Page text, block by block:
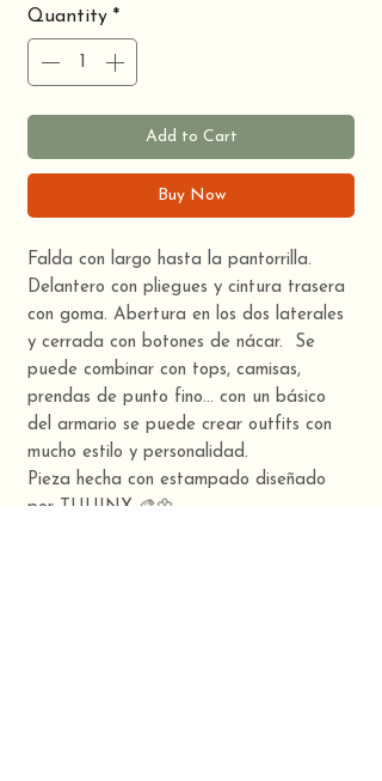
Quantity *
Add to Cart
Buy Now
Falda con largo hasta la pantorrilla.
Delantero con pliegues y cintura trasera
con goma. Abertura en los dos laterales
y cerrada con botones de nácar. Se
puede combinar con tops, camisas,
prendas de punto fino… con un básico
del armario se puede crear outfits con
mucho estilo y personalidad.
Pieza hecha con estampado diseñado
por TUUINX 🎨🌼